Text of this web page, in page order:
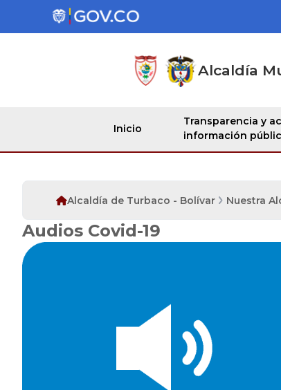
Alcaldía
Inicio
Transparencia y
información
Alcaldía de Turbaco - Bolívar Nuestra
Audios Covid-19